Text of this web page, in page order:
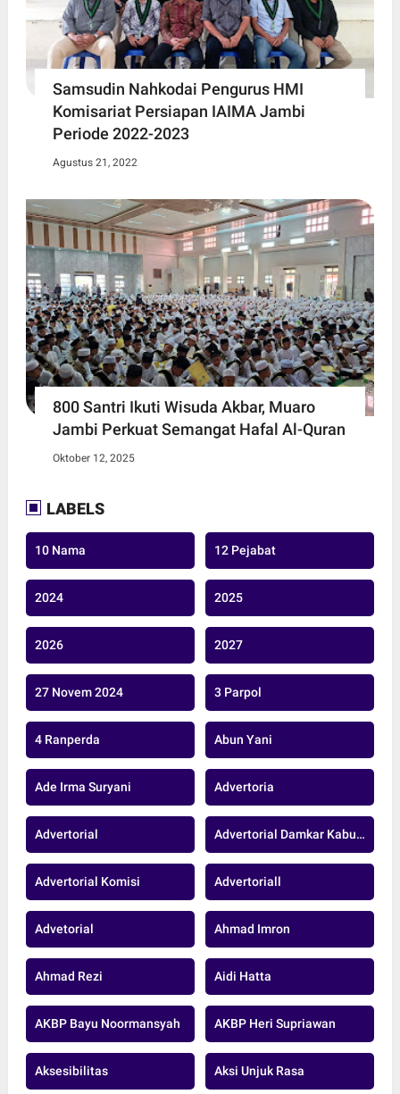
Samsudin Nahkodai Pengurus HMI
Komisariat Persiapan IAIMA Jambi
Periode 2022-2023
Agustus 21, 2022
800 Santri Ikuti Wisuda Akbar, Muaro
Jambi Perkuat Semangat Hafal Al-Quran
Oktober 12, 2025
LABELS
10 Nama 12 Pejabat
2024 2025
2026 2027
27 Novem 2024 3 Parpol
4 Ranperda Abun Yani
Ade Irma Suryani Advertoria
Advertorial Advertorial Damkar Kabupaten Muaro Jambi
Advertorial Komisi Advertoriall
Advetorial Ahmad Imron
Ahmad Rezi Aidi Hatta
AKBP Bayu Noormansyah AKBP Heri Supriawan
Aksesibilitas Aksi Unjuk Rasa